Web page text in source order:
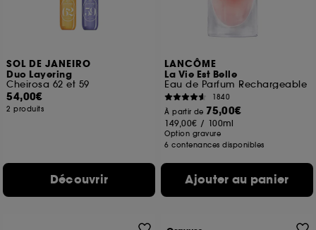
SOL DE JANEIRO
Duo Layering
Cheirosa 62 et 59
54,00€
2 produits
Découvrir
LANCÔME
La Vie Est Belle
Eau de Parfum Rechargeable
1840
À partir de 75,00€
149,00€ / 100ml
Option gravure
6 contenances disponibles
Ajouter au panier